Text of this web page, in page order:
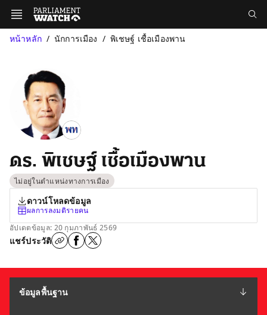
หน้าหลัก นักการเมือง พิเชษฐ์ เชื้อเมืองพาน
ดร. พิเชษฐ์ เชื้อเมืองพาน
ไม่อยู่ในตำแหน่งทางการเมือง
ดาวน์โหลดข้อมูล
ผลการลงมติรายคน
อัปเดตข้อมูล: 20 กุมภาพันธ์ 2569
แชร์ประวัติ
ข้อมูลพื้นฐาน